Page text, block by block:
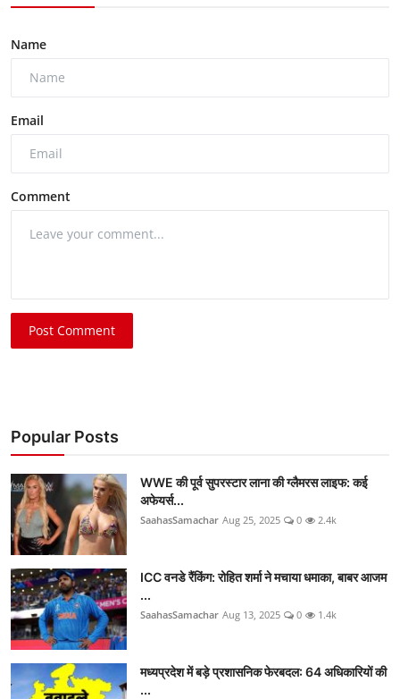
Name
Email
Comment
Post Comment
Popular Posts
WWE की पूर्व सुपरस्टार लाना की ग्लैमरस लाइफ: कई
अफेयर्स...
SaahasSamachar Aug 25, 2025 0 2.4k
ICC वनडे रैंकिंग: रोहित शर्मा ने मचाया धमाका, बाबर आजम
...
SaahasSamachar Aug 13, 2025 0 1.4k
मध्यप्रदेश में बड़े प्रशासनिक फेरबदल: 64 अधिकारियों की
...